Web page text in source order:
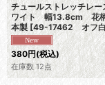
チュールストレッチレ
ワイト 幅13.8cm
本製 [49-17462 オフ白
380円(税込)
在庫数 12点